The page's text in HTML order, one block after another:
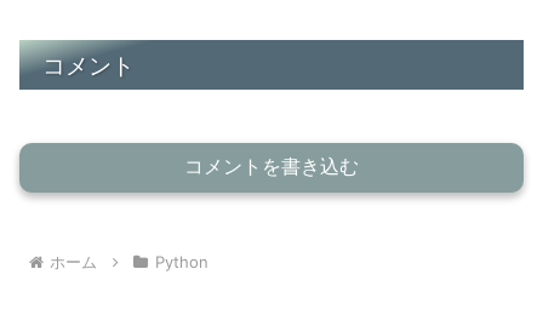
コメント
コメントを書き込む
ホーム Python